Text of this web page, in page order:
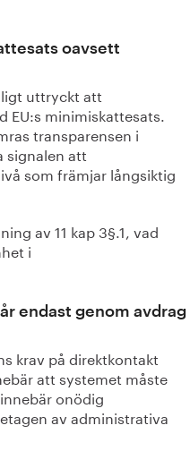
oavsett
uttryckt att
EU:s minimiskattesats.
transparensen i
signalen att
som främjar långsiktig
av 11 kap 3§.1, vad
i
endast genom avdrag
krav på direktkontakt
att systemet måste
onödig
av administrativa